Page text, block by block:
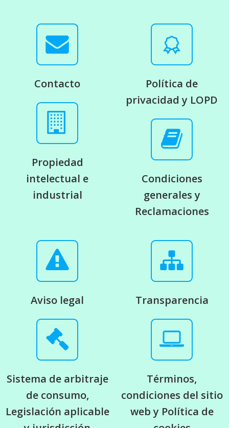
Contacto
Propiedad
intelectual e
industrial
Política de
privacidad y LOPD
Condiciones
generales y
Reclamaciones
Aviso legal
Sistema de arbitraje
de consumo,
Legislación aplicable
Transparencia
Términos,
condiciones del sitio
web y Política de